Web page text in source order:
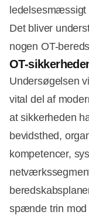
ledelsesmæssigt
Det bliver
nogen OT-
OT-
Undersøgelsen
vital del af
at sikkerheden
bevidsthed,
kompetencer,
spænde trin mod